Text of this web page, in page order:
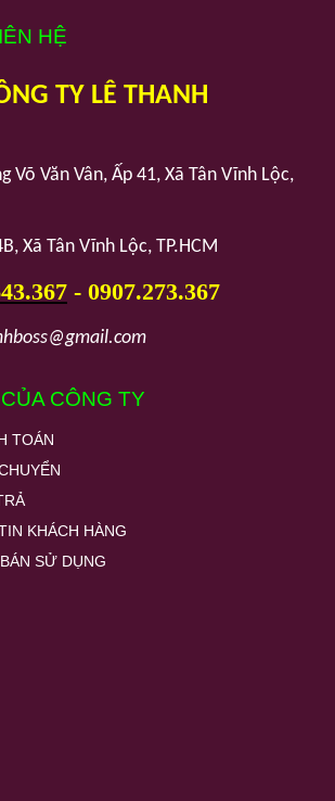
HỆ
TYLÊ THANH
Võ Văn Vân, Ấp 41, Xã Tân Vĩnh Lộc,
Xã Tân Vĩnh Lộc, TP.HCM
- 0907.273.367
CÔNG TY
TOÁN
KHÁCH HÀNG
SỬ DỤNG